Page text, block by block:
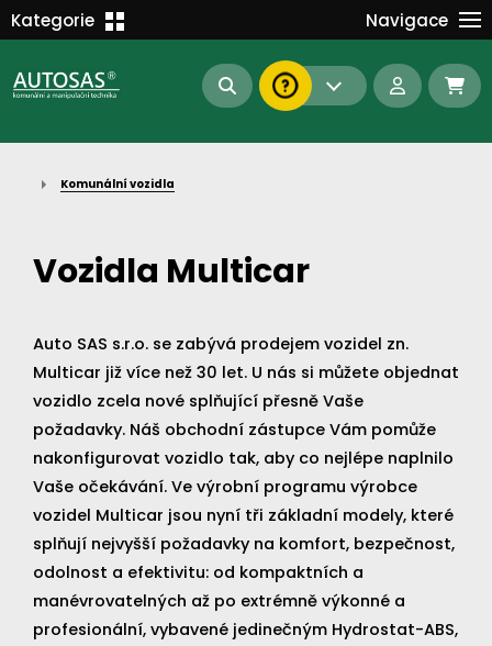
Kategorie
MANIPULAČNÍ TECHNIKA
BAGRY A MANIPULÁTORY
S-BAT ENERGY
náhradní díly stroje skladem půjčovna
Navigace
Kontakt
Komunální vozidla
Vozidla Multicar
Auto SAS s.r.o. se zabývá prodejem vozidel zn.
Multicar již více než 30 let. U nás si můžete objednat
vozidlo zcela nové splňující přesně Vaše
požadavky. Náš obchodní zástupce Vám pomůže
nakonfigurovat vozidlo tak, aby co nejlépe naplnilo
Vaše očekávání. Ve výrobní programu výrobce
vozidel Multicar jsou nyní tři základní modely, které
splňují nejvyšší požadavky na komfort, bezpečnost,
odolnost a efektivitu: od kompaktních a
manévrovatelných až po extrémně výkonné a
profesionální, vybavené jedinečným Hydrostat-ABS,